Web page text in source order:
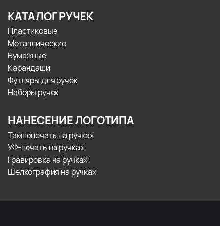
КАТАЛОГ РУЧЕК
Пластиковые
Металлические
Бумажные
Карандаши
Футляры для ручек
Наборы ручек
НАНЕСЕНИЕ ЛОГОТИПА
Тампопечать на ручках
УФ-печать на ручках
Гравировка на ручках
Шелкография на ручках